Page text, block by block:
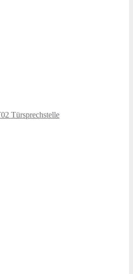
Türsprechstelle